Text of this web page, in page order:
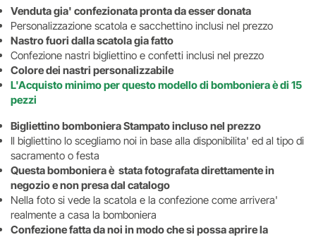
Venduta gia' confezionata pronta da esser donata
Personalizzazione scatola e sacchettino inclusi nel prezzo
Nastro fuori dalla scatola gia fatto
Confezione nastri bigliettino e confetti inclusi nel prezzo
Colore dei nastri personalizzabile
L'Acquisto minimo per questo modello di bomboniera è di 15
pezzi
Bigliettino bomboniera Stampato incluso nel prezzo
Il bigliettino lo scegliamo noi in base alla disponibilita' ed al tipo di
sacramento o festa
Questa bomboniera è stata fotografata direttamente in
negozio e non presa dal catalogo
Nella foto si vede la scatola e la confezione come arrivera'
realmente a casa la bomboniera
Confezione fatta da noi in modo che si possa aprire la